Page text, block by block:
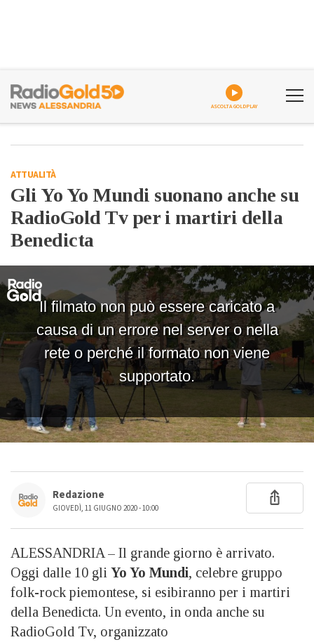
ASCOLTA GOLDPLAY
ATTUALITÀ
Gli Yo Yo Mundi suonano anche su
RadioGold Tv per i martiri della
Benedicta
Redazione
GIOVEDÌ, 11 GIUGNO 2020 - 10:00
ALESSANDRIA – Il grande giorno è arrivato.
Oggi dalle 10 gli Yo Yo Mundi, celebre gruppo
folk-rock piemontese, si esibiranno per i martiri
della Benedicta. Un evento, in onda anche su
RadioGold Tv, organizzato